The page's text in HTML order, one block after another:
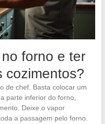
forno e ter
cozimentos?
de chef. Basta colocar um
parte inferior do forno,
Deixe o vapor
a passagem pelo forno.